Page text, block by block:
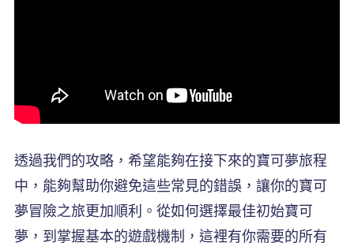
透過我們的攻略，希望能夠在接下來的寶可夢旅程
中，能夠幫助你避免這些常見的錯誤，讓你的寶可
夢冒險之旅更加順利。從如何選擇最佳初始寶可
夢，到掌握基本的遊戲機制，這裡有你需要的所有